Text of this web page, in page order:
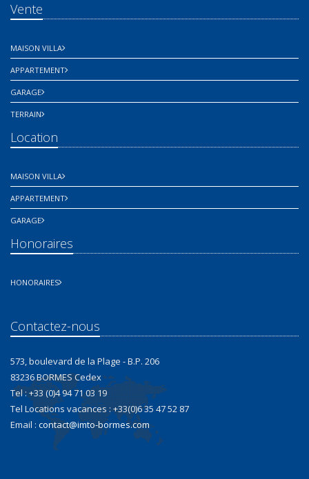
Vente
MAISON VILLA
APPARTEMENT
GARAGE
TERRAIN
Location
MAISON VILLA
APPARTEMENT
GARAGE
Honoraires
HONORAIRES
Contactez-nous
573, boulevard de la Plage - B.P. 206
83236 BORMES Cedex
Tel : +33 (0)4 94 71 03 19
Tel Locations vacances : +33(0)6 35 47 52 87
Email : contact@imto-bormes.com